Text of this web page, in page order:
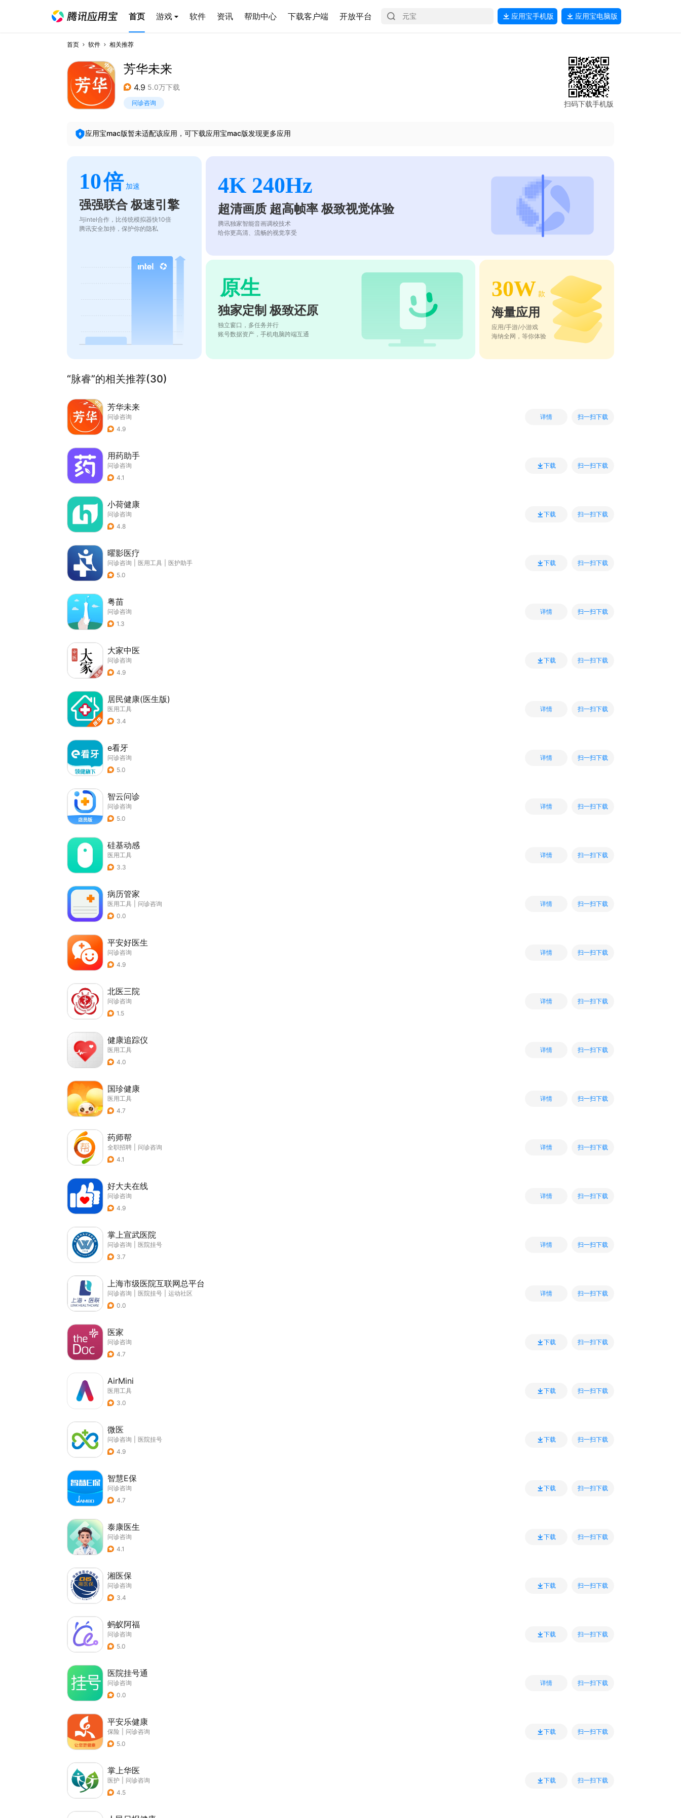
首页 游戏 软件 资讯 帮助中心 下载客户端 开放平台 应用宝手机版 应用宝电脑版
首页 软件 相关推荐
芳华未来
4.9 5.0万下载
问诊咨询 扫码下载手机版
应用宝mac版暂未适配该应用，可下载应用宝mac版发现更多应用
10倍 加速
强强联合 极速引擎
与intel合作，比传统模拟器快10倍
腾讯安全加持，保护你的隐私
4K 240Hz
超清画质 超高帧率 极致视觉体验
腾讯独家智能音画调校技术
给你更高清、流畅的视觉享受
原生
独家定制 极致还原
独立窗口，多任务并行
账号数据资产，手机电脑跨端互通
30W 款
海量应用
应用/手游/小游戏
海纳全网，等你体验
“脉睿”的相关推荐(30)
芳华未来
问诊咨询
4.9
详情 扫一扫下载
用药助手
问诊咨询
4.1
下载 扫一扫下载
小荷健康
问诊咨询
4.8
下载 扫一扫下载
曜影医疗
问诊咨询 医用工具
医护助手
5.0
下载 扫一扫下载
粤苗
问诊咨询
1.3
详情 扫一扫下载
大家中医
问诊咨询
4.9
下载 扫一扫下载
居民健康(医生版)
医用工具
3.4
详情 扫一扫下载
e看牙
问诊咨询
5.0
详情 扫一扫下载
智云问诊
问诊咨询
5.0
详情 扫一扫下载
硅基动感
医用工具
3.3
详情 扫一扫下载
病历管家
医用工具
问诊咨询
0.0
详情 扫一扫下载
平安好医生
问诊咨询
4.9
详情 扫一扫下载
北医三院
问诊咨询
1.5
详情 扫一扫下载
健康追踪仪
医用工具
4.0
详情 扫一扫下载
国珍健康
医用工具
4.7
详情 扫一扫下载
药师帮
全职招聘
问诊咨询
4.1
详情 扫一扫下载
好大夫在线
问诊咨询
4.9
详情 扫一扫下载
掌上宣武医院
问诊咨询
医院挂号
3.7
详情 扫一扫下载
上海市级医院互联网总平台
问诊咨询 医院挂号
运动社区
0.0
详情 扫一扫下载
医家
问诊咨询
4.7
下载 扫一扫下载
AirMini
医用工具
3.0
下载 扫一扫下载
微医
问诊咨询
医院挂号
4.9
下载 扫一扫下载
智慧E保
问诊咨询
4.7
下载 扫一扫下载
泰康医生
问诊咨询
4.1
下载 扫一扫下载
湘医保
问诊咨询
3.4
下载 扫一扫下载
蚂蚁阿福
问诊咨询
5.0
下载 扫一扫下载
医院挂号通
问诊咨询
0.0
详情 扫一扫下载
平安乐健康
保险
问诊咨询
5.0
下载 扫一扫下载
掌上华医
医护
问诊咨询
4.5
下载 扫一扫下载